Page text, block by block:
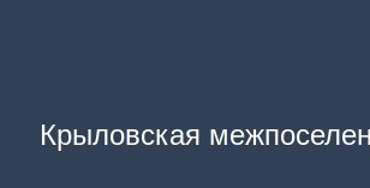
Крыловская